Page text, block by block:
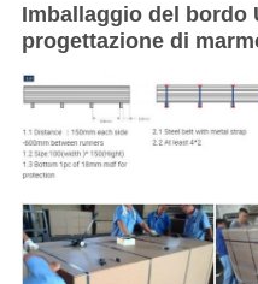
Imballaggio del bordo
progettazione di